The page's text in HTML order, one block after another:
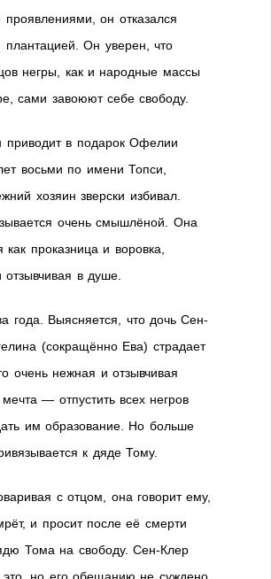
проявлениями, он отказался
плантацией. Он уверен, что
негры, как и народные массы
сами завоюют себе свободу.
в подарок Офелии
восьми по имени Топси,
хозяин зверски избивал.
очень смышлёной. Она
как проказница и воровка,
в душе.
года. Выясняется, что дочь Сен-
(сокращённо Ева) страдает
очень нежная и отзывчивая
— отпустить всех негров
им образование. Но больше
к дяде Тому.
с отцом, она говорит ему,
и просит после её смерти
Тома на свободу. Сен-Клер